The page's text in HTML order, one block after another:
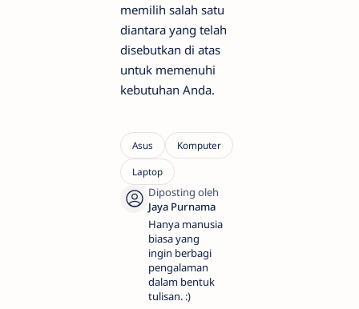
memilih salah satu
diantara yang telah
disebutkan di atas
untuk memenuhi
kebutuhan Anda.
Hanya manusia
biasa yang
ingin berbagi
pengalaman
dalam bentuk
tulisan. :)